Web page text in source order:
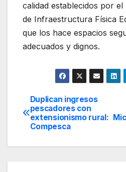
calidad establecidos por
de Infraestructura Física
que los hace espacios
adecuados y dignos.
Navegación
de
entradas
Duplican ingresos
pescadores con
extensionismo rural:
Compesca